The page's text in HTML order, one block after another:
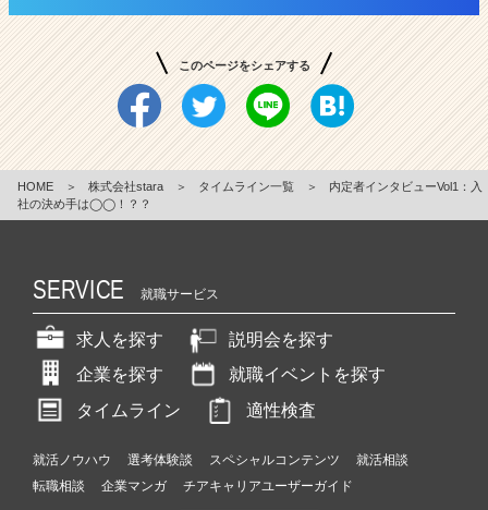
このページをシェアする
HOME ＞ 株式会社stara ＞ タイムライン一覧 ＞
内定者インタビューVol1：入
社の決め手は◯◯！？？
SERVICE 就職サービス
求人を探す
説明会を探す
企業を探す
就職イベントを探す
タイムライン
適性検査
就活ノウハウ 選考体験談 スペシャルコンテンツ
就活相談
転職相談
企業マンガ チアキャリアユーザーガイド